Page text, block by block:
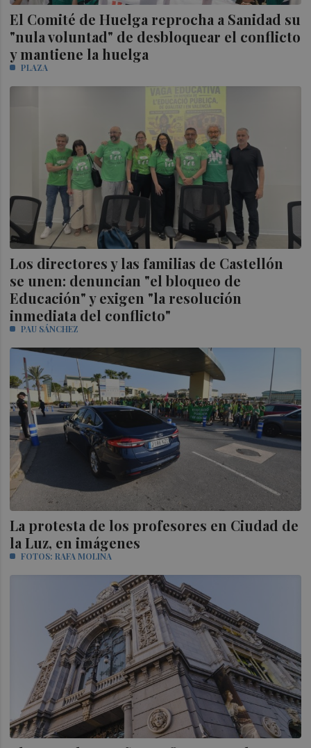
El Comité de Huelga reprocha a Sanidad su
"nula voluntad" de desbloquear el conflicto
y mantiene la huelga
PLAZA
Los directores y las familias de Castellón
se unen: denuncian "el bloqueo de
Educación" y exigen "la resolución
inmediata del conflicto"
PAU SÁNCHEZ
La protesta de los profesores en Ciudad de
la Luz, en imágenes
FOTOS: RAFA MOLINA